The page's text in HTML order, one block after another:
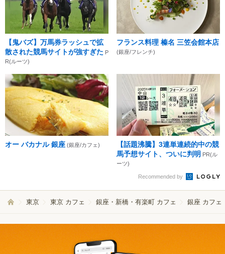
【鬼バズ】万馬券ラッシュで拡
散された競馬サイトが強すぎた P
R(ルーツ)
フランス料理 榛名 三笠会館本店
(銀座/フレンチ)
オー バカナル 銀座 (銀座/カフェ)
【話題沸騰】3連単連続的中の競
馬予想サイト、ついに判明 PR(ル
ーツ)
Recommended by
東京 東京 カフェ 銀座・新橋・有楽町 カフェ 銀座 カフェ